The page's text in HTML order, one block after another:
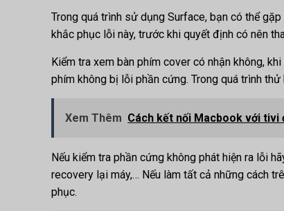
Trong quá trình sử dụng Surface, bạn có thể
khắc phục lỗi này, trước khi quyết định có nên
Kiểm tra xem bàn phím cover có nhận không,
phím không bị lỗi phần cứng. Trong quá trình
Xem Thêm Cách kết nối Macbook với tivi
Nếu kiểm tra phần cứng không phát hiện ra lỗi
recovery lại máy,… Nếu làm tất cả những cách
phục.